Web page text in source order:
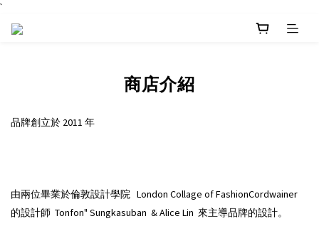
`
商店介紹
品牌創立於 2011 年
由兩位畢業於倫敦設計學院 London Collage of FashionCordwainer
的設計師 Tonfon" Sungkasuban & Alice Lin 來主導品牌的設計。